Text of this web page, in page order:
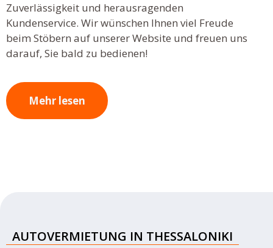
Zuverlässigkeit und herausragenden
Kundenservice. Wir wünschen Ihnen viel Freude
beim Stöbern auf unserer Website und freuen uns
darauf, Sie bald zu bedienen!
Mehr lesen
AUTOVERMIETUNG IN THESSALONIKI